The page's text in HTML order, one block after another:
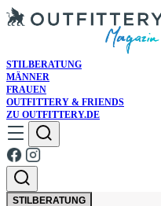
STILBERATUNG
MÄNNER
FRAUEN
OUTFITTERY & FRIENDS
ZU OUTFITTERY.DE
STILBERATUNG